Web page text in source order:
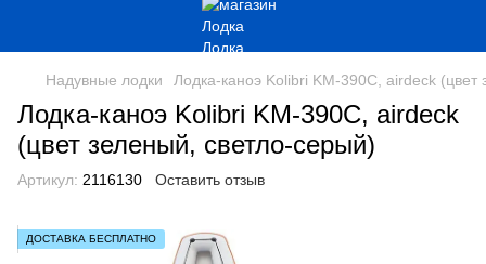
Надувные лодки Лодка-каноэ Kolibri KМ-390С, airdeck (цвет
Лодка-каноэ Kolibri KМ-390С, airdeck
(цвет зеленый, светло-серый)
Артикул: 2116130 Оставить отзыв
ДОСТАВКА БЕСПЛАТНО